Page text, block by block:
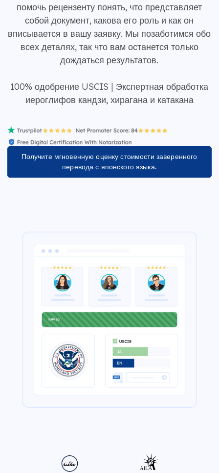
помочь рецензенту понять, что представляет
собой документ, какова его роль и как он
вписывается в вашу заявку. Мы позаботимся обо
всех деталях, так что вам останется только
дождаться результатов.
100% одобрение USCIS | Экспертная обработка
иероглифов кандзи, хирагана и катакана
Получите мгновенную оценку стоимости заверенного
перевода с японского языка.